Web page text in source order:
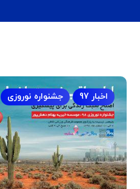
اخبار 97 جشنواره نوروزی